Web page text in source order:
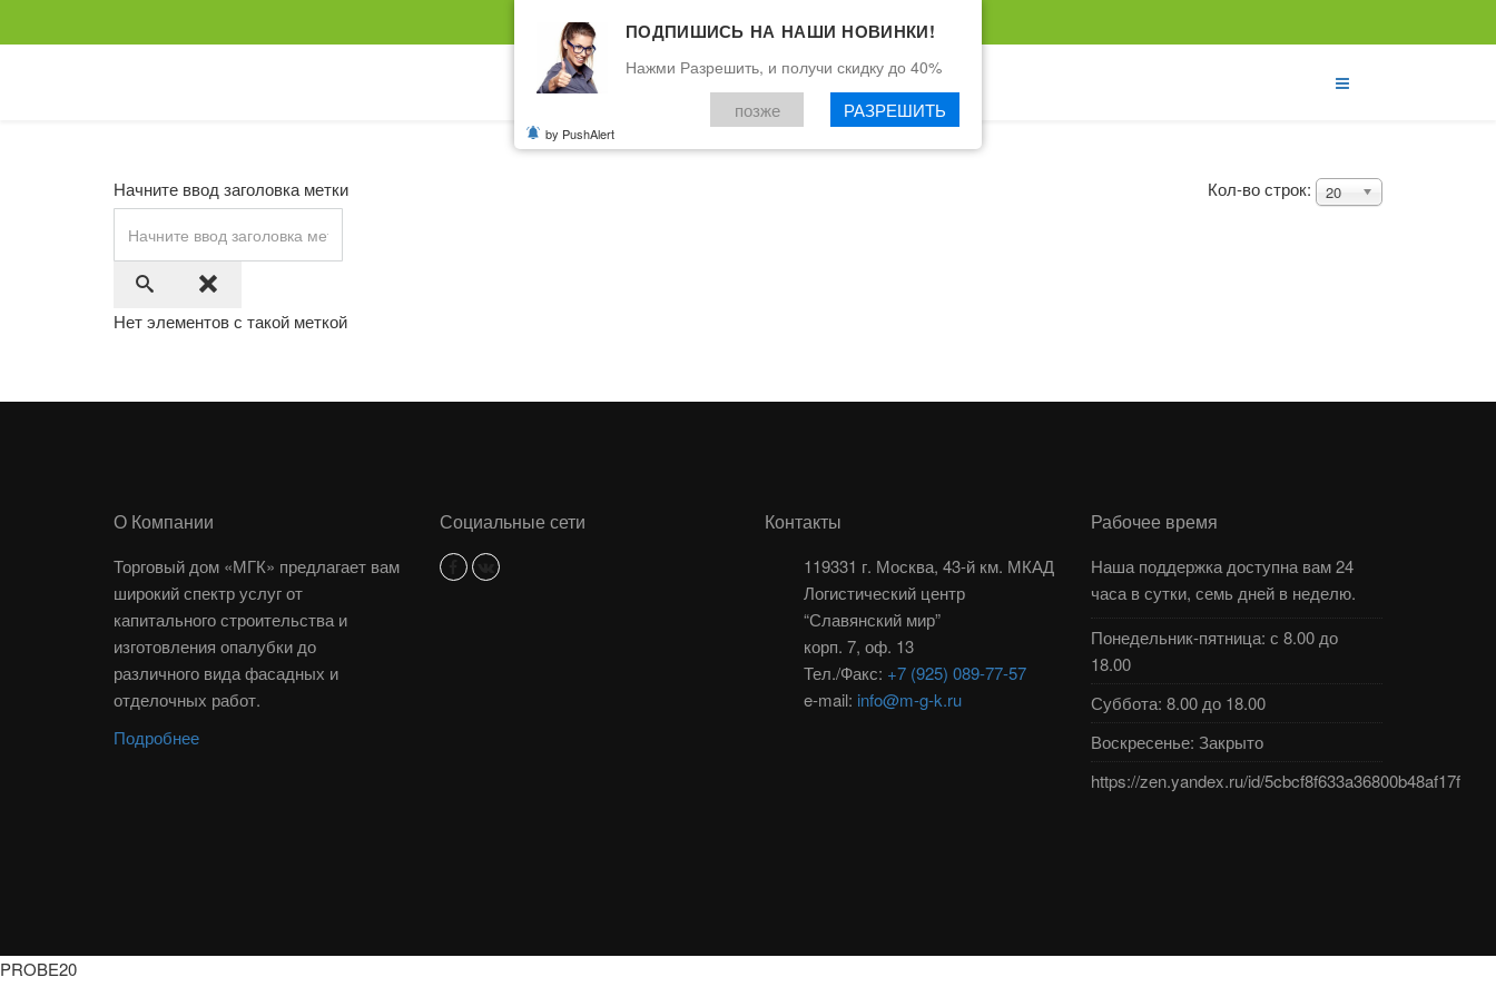
Начните ввод заголовка метки Кол-во строк: 20
Нет элементов с такой меткой
О Компании
Торговый дом «МГК» предлагает вам
широкий спектр услуг от
капитального строительства и
изготовления опалубки до
различного вида фасадных и
отделочных работ.
Подробнее
Социальные сети Контакты
119331 г. Москва, 43-й км. МКАД
Логистический центр
“Славянский мир”
корп. 7, оф. 13
Тел./Факс: +7 (925) 089-77-57
e-mail: info@m-g-k.ru
Рабочее время
Наша поддержка доступна вам 24
часа в сутки, семь дней в неделю.
Понедельник-пятница: с 8.00 до
18.00
Суббота: 8.00 до 18.00
Воскресенье: Закрыто
https://zen.yandex.ru/id/5cbcf8f633a36800b48af17f
ПОДПИШИСЬ НА НАШИ НОВИНКИ!
Нажми Разрешить, и получи скидку до 40%
позже РАЗРЕШИТЬ
by PushAlert